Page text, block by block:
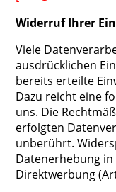
Widerruf Ihrer
Viele
ausdrücklichen
bereits erteilte
Dazu reicht eine
uns. Die
erfolgten
unberührt.
Datenerhebung in
Direktwerbung